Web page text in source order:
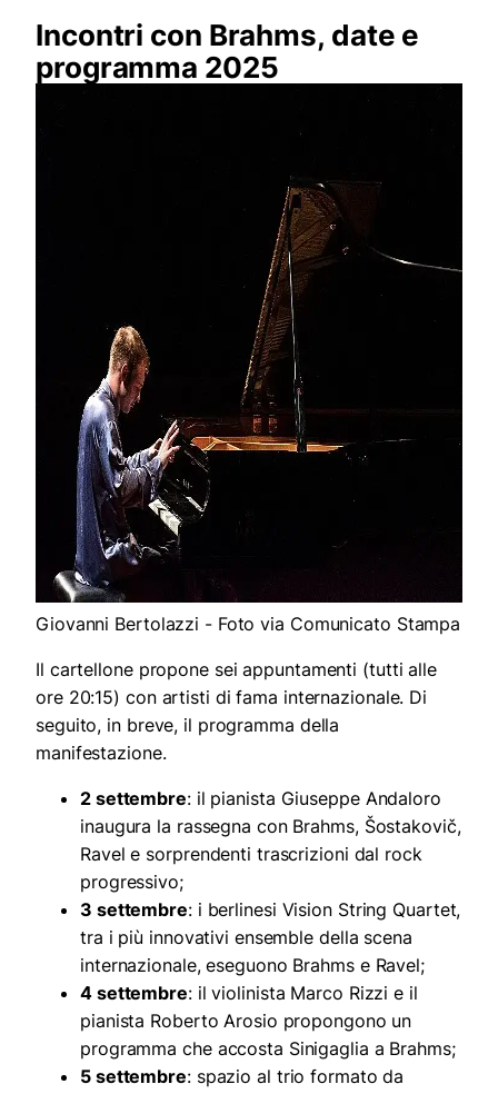
Incontri con Brahms, date e
programma 2025
Giovanni Bertolazzi - Foto via Comunicato Stampa
Il cartellone propone sei appuntamenti (tutti alle
ore 20:15) con artisti di fama internazionale. Di
seguito, in breve, il programma della
manifestazione.
2 settembre: il pianista Giuseppe Andaloro
inaugura la rassegna con Brahms, Šostakovič,
Ravel e sorprendenti trascrizioni dal rock
progressivo;
3 settembre: i berlinesi Vision String Quartet,
tra i più innovativi ensemble della scena
internazionale, eseguono Brahms e Ravel;
4 settembre: il violinista Marco Rizzi e il
pianista Roberto Arosio propongono un
programma che accosta Sinigaglia a Brahms;
5 settembre: spazio al trio formato da